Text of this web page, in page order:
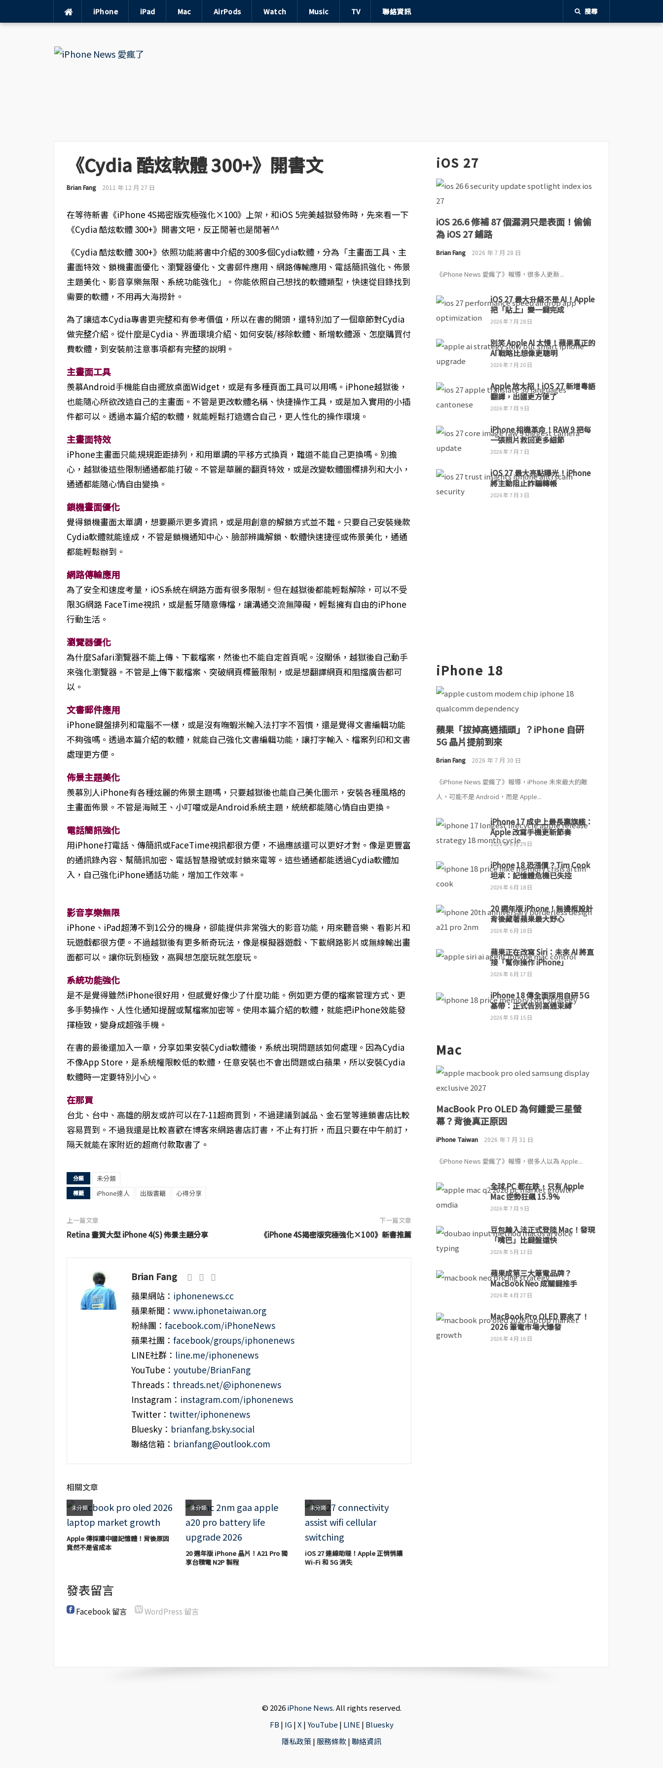
iPhone iPad Mac AirPods Watch Music TV 聯絡資訊 搜尋
《Cydia 酷炫軟體 300+》開書文
Brian Fang 2011 年 12 月 27 日
在等待新書《iPhone 4S揭密版究極強化×100》上架，和iOS 5完美越獄發佈時，先來看一下
《Cydia 酷炫軟體 300+》開書文吧，反正閒著也是閒著^^
《Cydia 酷炫軟體 300+》依照功能將書中介紹的300多個Cydia軟體，分為「主畫面工具、主
畫面特效、鎖機畫面優化、瀏覽器優化、文書郵件應用、網路傳輸應用、電話簡訊強化、佈景
主題美化、影音享樂無限、系統功能強化」。你能依照自己想找的軟體類型，快速從目錄找到
需要的軟體，不用再大海撈針。
為了讓這本Cydia專書更完整和有參考價值，所以在書的開頭，還特別加了一個章節對Cydia
做完整介紹。從什麼是Cydia、界面環境介紹、如何安裝/移除軟體、新增軟體源、怎麼購買付
費軟體，到安裝前注意事項都有完整的說明。
主畫面工具
羨慕Android手機能自由擺放桌面Widget，或是有多種頁面工具可以用嗎。iPhone越獄後，
也能隨心所欲改造自己的主畫面。不管是更改軟體名稱、快捷操作工具，或是加入實用的小插
件都可以。透過本篇介紹的軟體，就能輕鬆打造適合自己，更人性化的操作環境。
主畫面特效
iPhone主畫面只能規規距距排列，和用單調的平移方式換頁，難道不能自己更換嗎。別擔
心，越獄後這些限制通通都能打破。不管是華麗的翻頁特效，或是改變軟體圖標排列和大小，
通通都能隨心情自由變換。
鎖機畫面優化
覺得鎖機畫面太單調，想要顯示更多資訊，或是用創意的解鎖方式並不難。只要自己安裝幾款
Cydia軟體就能達成，不管是鎖機通知中心、臉部辨識解鎖、軟體快速捷徑或佈景美化，通通
都能輕鬆辦到。
網路傳輸應用
為了安全和速度考量，iOS系統在網路方面有很多限制。但在越獄後都能輕鬆解除，可以不受
限3G網路 FaceTime視訊，或是藍牙隨意傳檔，讓溝通交流無障礙，輕鬆擁有自由的iPhone
行動生活。
瀏覽器優化
為什麼Safari瀏覽器不能上傳、下載檔案，然後也不能自定首頁呢。沒關係，越獄後自己動手
來強化瀏覽器。不管是上傳下載檔案、突破網頁標籤限制，或是想翻譯網頁和阻擋廣告都可
以。
文書郵件應用
iPhone鍵盤排列和電腦不一樣，或是沒有嘸蝦米輸入法打字不習慣，還是覺得文書編輯功能
不夠強嗎。透過本篇介紹的軟體，就能自己強化文書編輯功能，讓打字輸入、檔案列印和文書
處理更方便。
佈景主題美化
羨慕別人iPhone有各種炫麗的佈景主題嗎，只要越獄後也能自己美化圖示，安裝各種風格的
主畫面佈景。不管是海賊王、小叮噹或是Android系統主題，統統都能隨心情自由更換。
電話簡訊強化
用iPhone打電話、傳簡訊或FaceTime視訊都很方便，不過應該還可以更好才對。像是更豐富
的通訊錄內容、幫簡訊加密、電話智慧撥號或封鎖來電等。這些通通都能透過Cydia軟體加
入，自己強化iPhone通話功能，增加工作效率。
影音享樂無限
iPhone、iPad超薄不到1公分的機身，卻能提供非常強大的影音功能，用來聽音樂、看影片和
玩遊戲都很方便。不過越獄後有更多新奇玩法，像是模擬器遊戲、下載網路影片或無線輸出畫
面都可以。讓你玩到極致，高興想怎麼玩就怎麼玩。
系統功能強化
是不是覺得雖然iPhone很好用，但感覺好像少了什麼功能。例如更方便的檔案管理方式、更
多手勢操作、人性化通知提醒或幫檔案加密等。使用本篇介紹的軟體，就能把iPhone效能發
揮極致，變身成超強手機。
在書的最後還加入一章，分享如果安裝Cydia軟體後，系統出現問題該如何處理。因為Cydia
不像App Store，是系統權限較低的軟體，任意安裝也不會出問題或白蘋果，所以安裝Cydia
軟體時一定要特別小心。
在那買
台北、台中、高雄的朋友或許可以在7-11超商買到，不過建議到誠品、金石堂等連鎖書店比較
容易買到。不過我還是比較喜歡在博客來網路書店訂書，不止有打折，而且只要在中午前訂，
隔天就能在家附近的超商付款取書了。
分類 未分類
標籤 iPhone達人 出版書籍 心得分享
上一篇文章
Retina 畫質大型 iPhone 4(S) 佈景主題分享
下一篇文章
《iPhone 4S揭密版究極強化×100》新書推薦
Brian Fang
蘋果網站： iphonenews.cc
蘋果新聞： www.iphonetaiwan.org
粉絲團： facebook.com/iPhoneNews
蘋果社團： facebook/groups/iphonenews
LINE社群： line.me/iphonenews
YouTube： youtube/BrianFang
Threads： threads.net/@iphonenews
Instagram： instagram.com/iphonenews
Twitter： twitter/iphonenews
Bluesky： brianfang.bsky.social
聯絡信箱： brianfang@outlook.com
相關文章
未分類
Apple 傳採購中國記憶體！背後原因
竟然不是省成本
未分類
20 週年版 iPhone 晶片！A21 Pro 獨
享台積電 N2P 製程
未分類
iOS 27 連線助理！Apple 正悄悄讓
Wi-Fi 和 5G 消失
發表留言
Facebook 留言 WordPress 留言
iOS 27
iOS 26.6 修補 87 個漏洞只是表面！偷偷
為 iOS 27 鋪路
Brian Fang 2026 年 7 月 28 日
《iPhone News 愛瘋了》報導，很多人更新...
iOS 27 最大升級不是 AI！Apple
把「貼上」變一鍵完成
2026 年 7 月 28 日
別笑 Apple AI 太慢！蘋果真正的
AI 戰略比想像更聰明
2026 年 7 月 20 日
Apple 放大招！iOS 27 新增粵語
翻譯，出國更方便了
2026 年 7 月 9 日
iPhone 相機革命！RAW 9 把每
一張照片救回更多細節
2026 年 7 月 7 日
iOS 27 最大亮點曝光！iPhone
將主動阻止詐騙轉帳
2026 年 7 月 3 日
iPhone 18
蘋果「拔掉高通插頭」？iPhone 自研
5G 晶片提前到來
Brian Fang 2026 年 7 月 30 日
《iPhone News 愛瘋了》報導，iPhone 未來最大的敵
人，可能不是 Android，而是 Apple...
iPhone 17 成史上最長壽旗艦：
Apple 改寫手機更新節奏
2026 年 6 月 29 日
iPhone 18 恐漲價？Tim Cook
坦承：記憶體危機已失控
2026 年 6 月 18 日
20 週年版 iPhone！無邊框設計
背後藏著蘋果最大野心
2026 年 6 月 18 日
蘋果正在改寫 Siri：未來 AI 將直
接「幫你操作 iPhone」
2026 年 6 月 17 日
iPhone 18 傳全面採用自研 5G
基帶：正式告別高通束縛
2026 年 5 月 15 日
Mac
MacBook Pro OLED 為何鍾愛三星螢
幕？背後真正原因
iPhone Taiwan 2026 年 7 月 31 日
《iPhone News 愛瘋了》報導，很多人以為 Apple...
全球 PC 都在跌，只有 Apple
Mac 逆勢狂飆 15.9%
2026 年 7 月 9 日
豆包輸入法正式登陸 Mac！發現
「嘴巴」比鍵盤還快
2026 年 5 月 13 日
蘋果成第三大筆電品牌？
MacBook Neo 成關鍵推手
2026 年 4 月 27 日
MacBook Pro OLED 要來了！
2026 筆電市場大爆發
2026 年 4 月 16 日
© 2026iPhone News. All rights reserved.
FB | IG|X |YouTube | LINE | Bluesky
隱私政策| 服務條款|聯絡資訊